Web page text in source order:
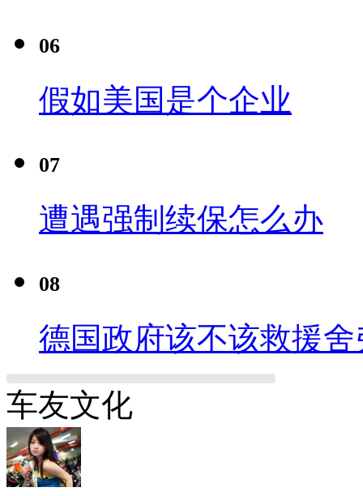
06
假如美国是个企业
07
遭遇强制续保怎么办
08
德国政府该不该救援舍
车友文化